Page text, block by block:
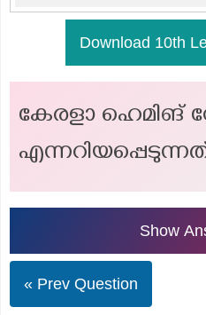
Download 10th
കേരളാ ഹെമിങ്
Show
« Prev Question